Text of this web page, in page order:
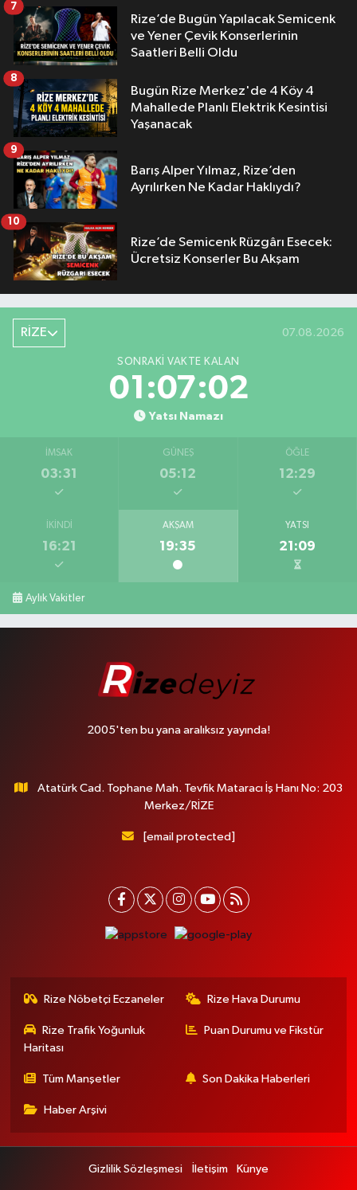
Rize’de Bugün Yapılacak Semicenk
ve Yener Çevik Konserlerinin
Saatleri Belli Oldu
7
Bugün Rize Merkez'de 4 Köy 4
Mahallede Planlı Elektrik Kesintisi
Yaşanacak
8
Barış Alper Yılmaz, Rize’den
Ayrılırken Ne Kadar Haklıydı?
9
Rize’de Semicenk Rüzgârı Esecek:
Ücretsiz Konserler Bu Akşam
10
RİZE 07.08.2026
SONRAKI VAKTE KALAN
01:07:02
Yatsı Namazı
İMSAK
03:31
GÜNEŞ
05:12
ÖĞLE
12:29
İKINDI
16:21
AKŞAM
19:35
YATSI
21:09
Aylık Vakitler
2005'ten bu yana aralıksız yayında!
Atatürk Cad. Tophane Mah. Tevfik Mataracı İş Hanı No: 203
Merkez/RİZE
[email protected]
Rize Nöbetçi Eczaneler Rize Hava Durumu
Rize Trafik Yoğunluk
Haritası
Puan Durumu ve Fikstür
Tüm Manşetler Son Dakika Haberleri
Haber Arşivi
Gizlilik Sözleşmesi İletişim Künye